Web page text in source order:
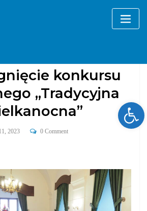
konkursu
„Tradycyjna
2023 0 Comment